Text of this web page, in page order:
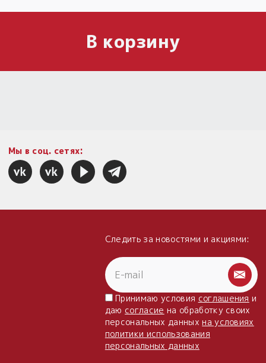
В корзину
Мы в соц. сетях:
Следить за новостями и акциями:
Принимаю условия соглашения и
даю согласие на обработку своих
персональных данныхна условиях
политики использования
персональных данных